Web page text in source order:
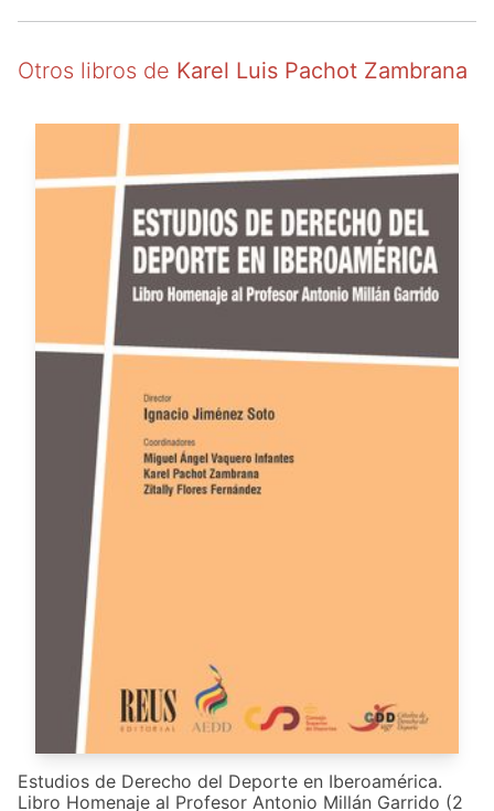
Otros libros de Karel Luis Pachot Zambrana
Estudios de Derecho del Deporte en Iberoamérica.
Libro Homenaje al Profesor Antonio Millán Garrido (2